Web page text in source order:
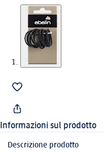
Informazioni sul prodotto
Descrizione prodotto